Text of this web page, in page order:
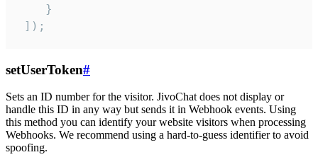
    }
]);
setUserToken#
Sets an ID number for the visitor. JivoChat does not display or
handle this ID in any way but sends it in Webhook events. Using
this method you can identify your website visitors when processing
Webhooks. We recommend using a hard-to-guess identifier to avoid
spoofing.